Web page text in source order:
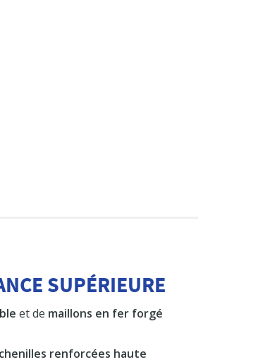
SUPÉRIEURE
et de maillons en fer forgé
chenilles renforcées haute